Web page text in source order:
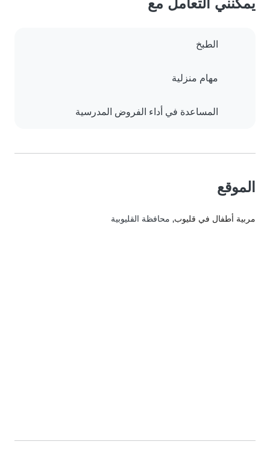
الطبخ
مهام منزلية
المساعدة في أداء الفروض المدرسية
الموقع
مربية أطفال في قليوب, محافظة القليوبية